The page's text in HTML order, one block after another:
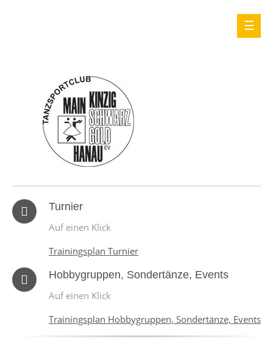
Turnier
Auf einen Klick
Trainingsplan Turnier
Hobbygruppen, Sondertänze, Events
Auf einen Klick
Trainingsplan Hobbygruppen, Sondertänze, Events